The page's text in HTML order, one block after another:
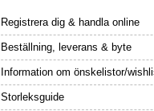
Registrera dig & handla online
Beställning, leverans & byte
Information om önskelistor/
Storleksguide